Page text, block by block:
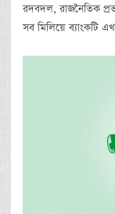
রদবদল, রাজনৈতিক
সব মিলিয়ে ব্যাংকটি